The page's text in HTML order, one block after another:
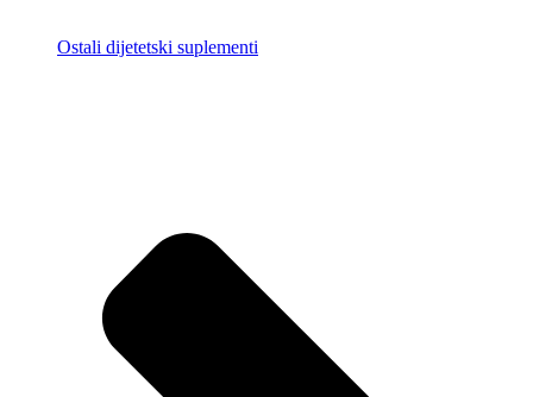
Ostali dijetetski suplementi